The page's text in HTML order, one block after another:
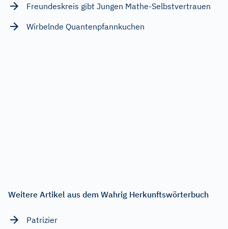
Freundeskreis gibt Jungen Mathe-Selbstvertrauen
Wirbelnde Quantenpfannkuchen
Weitere Artikel aus dem Wahrig Herkunftswörterbuch
Patrizier